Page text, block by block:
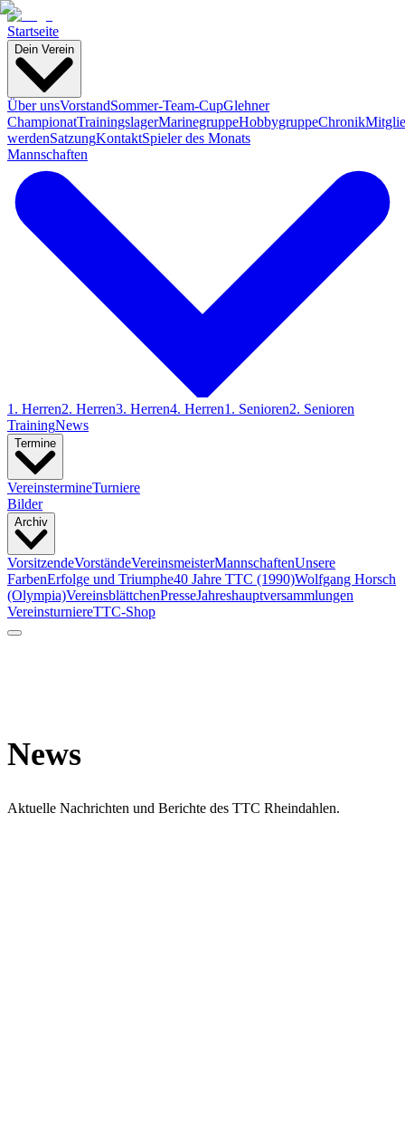
Startseite
Dein Verein
Über unsVorstandSommer-Team-CupGlehner
ChampionatTrainingslagerMarinegruppeHobbygruppeChronik
werdenSatzungKontaktSpieler des Monats
Mannschaften
1. Herren2. Herren3. Herren4. Herren1. Senioren2. Senioren
TrainingNews
Termine
VereinstermineTurniere
Bilder
Archiv
VorsitzendeVorständeVereinsmeisterMannschaftenUnsere
FarbenErfolge und Triumphe40 Jahre TTC (1990)Wolfgang Horsch
(Olympia)VereinsblättchenPresseJahreshauptversammlungen
VereinsturniereTTC-Shop
News
Aktuelle Nachrichten und Berichte des TTC Rheindahlen.